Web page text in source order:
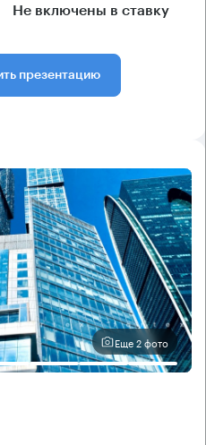
Не включены в ставку
презентацию
Еще 2 фото